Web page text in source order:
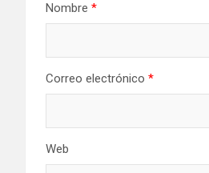
Nombre *
Correo electrónico *
Web